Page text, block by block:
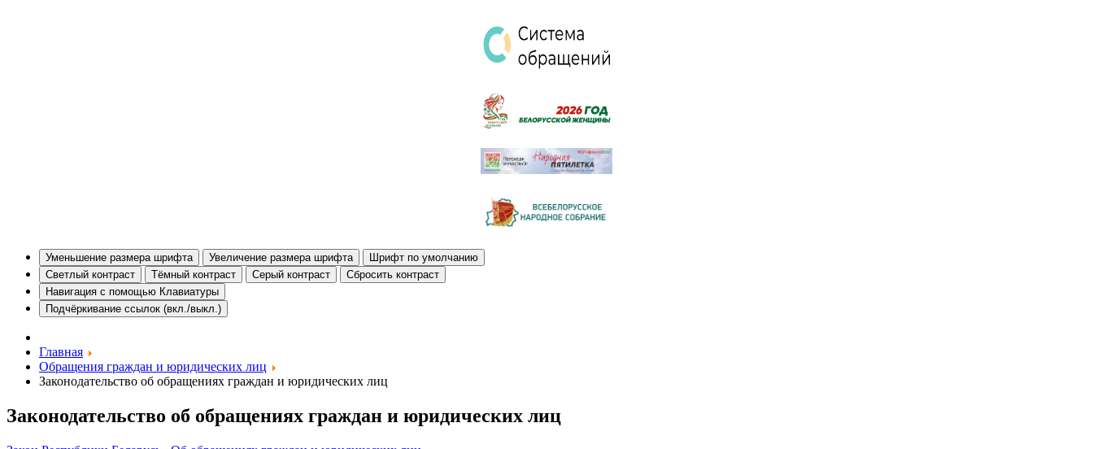
Уменьшение размера шрифта Увеличение размера шрифта
Шрифт по умолчанию
Светлый контраст
Тёмный контраст Серый контраст
Сбросить контраст
Навигация с помощью Клавиатуры
Подчёркивание ссылок (вкл./выкл.)
Главная
Обращения граждан и юридических лиц
Законодательство об обращениях граждан и юридических лиц
Законодательство об обращениях граждан и юридических лиц